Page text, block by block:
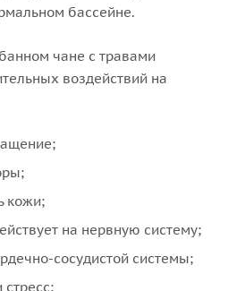
бассейне.
чане с травами
воздействий на
кожи;
на нервную систему;
сосудистой системы;
стресс;